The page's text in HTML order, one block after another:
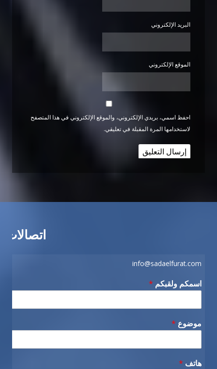
البريد الإلكتروني
الموقع الإلكتروني
احفظ اسمي، بريدي الإلكتروني، والموقع الإلكتروني في هذا المتصفح
لاستخدامها المرة المقبلة في تعليقي.
اتصالات
info@sadaelfurat.com
اسمكم ولقبكم *
موضوع *
هاتف *